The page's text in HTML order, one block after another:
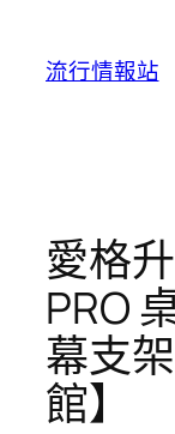
流行情報站
愛格
PRO
幕支
館】